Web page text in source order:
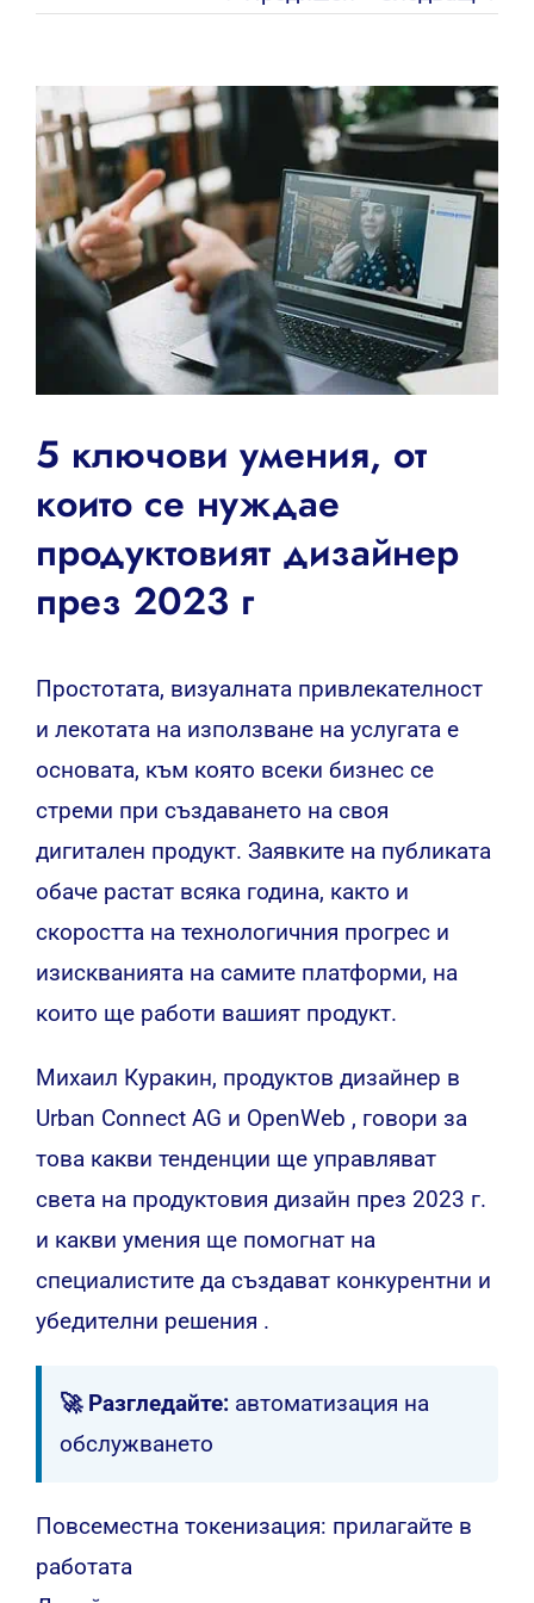
View
Larger
Image
5 ключови умения, от
които се нуждае
продуктовият дизайнер
през 2023 г
Простотата, визуалната привлекателност
и лекотата на използване на услугата е
основата, към която всеки бизнес се
стреми при създаването на своя
дигитален продукт. Заявките на публиката
обаче растат всяка година, както и
скоростта на технологичния прогрес и
изискванията на самите платформи, на
които ще работи вашият продукт.
Михаил Куракин, продуктов дизайнер в
Urban Connect AG и OpenWeb , говори за
това какви тенденции ще управляват
света на продуктовия дизайн през 2023 г.
и какви умения ще помогнат на
специалистите да създават конкурентни и
убедителни решения .
🚀 Разгледайте: автоматизация на
обслужването
Повсеместна токенизация: прилагайте в
работата